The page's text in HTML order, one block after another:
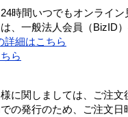
時間いつでもオンライン
、一般法人会員（BizID）
詳細はこちら
ら
に関しましては、ご注文
の発行のため、ご注文